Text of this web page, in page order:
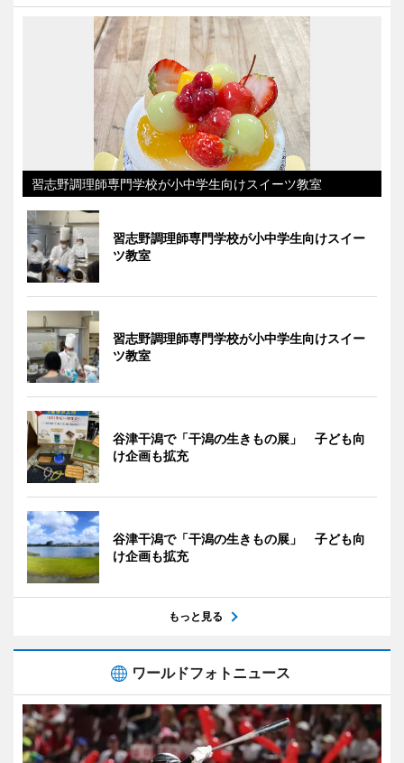
習志野調理師専門学校が小中学生向けスイーツ教室
習志野調理師専門学校が小中学生向けスイー
ツ教室
習志野調理師専門学校が小中学生向けスイー
ツ教室
谷津干潟で「干潟の生きもの展」 子ども向
け企画も拡充
谷津干潟で「干潟の生きもの展」 子ども向
け企画も拡充
もっと見る
ワールドフォトニュース